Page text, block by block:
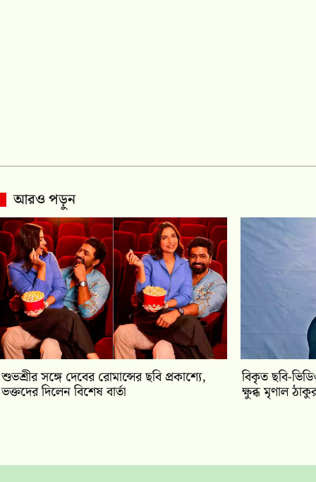
আরও পড়ুন
শুভশ্রীর সঙ্গে দেবের রোমান্সের ছবি প্রকাশ্যে,
ভক্তদের দিলেন বিশেষ বার্তা
বিকৃত ছবি-
ক্ষুব্ধ মৃণাল